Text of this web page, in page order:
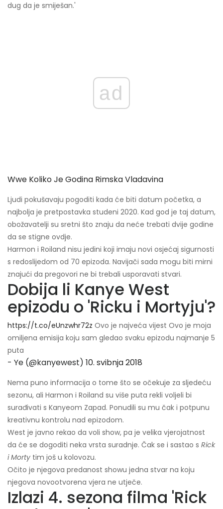
dug da je smiješan.'
ad
Wwe Koliko Je Godina Rimska Vladavina
Ljudi pokušavaju pogoditi kada će biti datum početka, a
najbolja je pretpostavka studeni 2020. Kad god je taj datum,
obožavatelji su sretni što znaju da neće trebati dvije godine
da se stigne ovdje.
Harmon i Roiland nisu jedini koji imaju novi osjećaj sigurnosti
s redoslijedom od 70 epizoda. Navijači sada mogu biti mirni
znajući da pregovori ne bi trebali usporavati stvari.
Dobija li Kanye West
epizodu o 'Ricku i Mortyju'?
https://t.co/eUnzwhr72z Ovo je najveća vijest Ovo je moja
omiljena emisija koju sam gledao svaku epizodu najmanje 5
puta
- Ye (@kanyewest) 10. svibnja 2018
Nema puno informacija o tome što se očekuje za sljedeću
sezonu, ali Harmon i Roiland su više puta rekli voljeli bi
surađivati ​​s Kanyeom Zapad. Ponudili su mu čak i potpunu
kreativnu kontrolu nad epizodom.
West je javno rekao da voli show, pa je velika vjerojatnost
da će se dogoditi neka vrsta suradnje. Čak se i sastao s Rick
i Morty tim još u kolovozu.
Očito je njegova predanost showu jedna stvar na koju
njegova novootvorena vjera ne utječe.
Izlazi 4. sezona filma 'Rick